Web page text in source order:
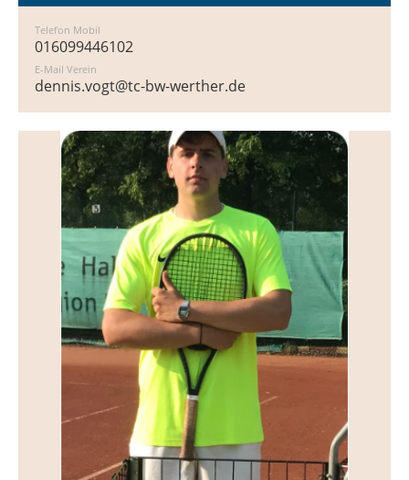
Telefon Mobil
016099446102
E-Mail Verein
dennis.vogt@tc-bw-werther.de